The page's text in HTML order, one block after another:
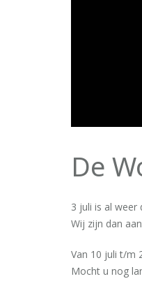
De
3 juli is al weer
Wij zijn dan
Van 10 juli t/m
Mocht u nog